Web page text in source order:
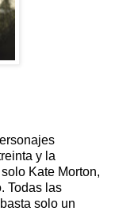
y la
Kate Morton,
Todas las
solo un